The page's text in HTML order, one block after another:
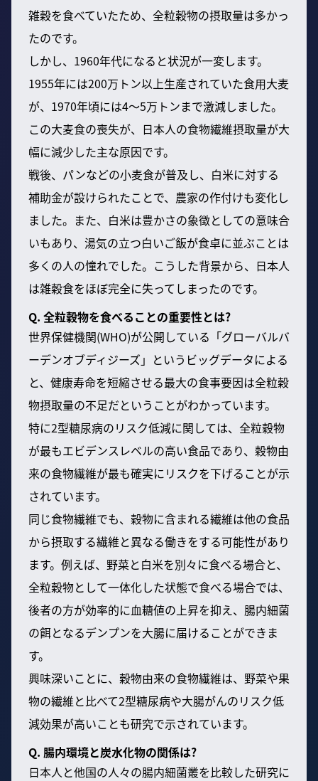
雑穀を食べていたため、全粒穀物の摂取量は多かっ
たのです。
しかし、1960年代になると状況が一変します。
1955年には200万トン以上生産されていた食用大麦
が、1970年頃には4〜5万トンまで激減しました。
この大麦食の喪失が、日本人の食物繊維摂取量が大
幅に減少した主な原因です。
戦後、パンなどの小麦食が普及し、白米に対する
補助金が設けられたことで、農家の作付けも変化し
ました。また、白米は豊かさの象徴としての意味合
いもあり、湯気の立つ白いご飯が食卓に並ぶことは
多くの人の憧れでした。こうした背景から、日本人
は雑穀食をほぼ完全に失ってしまったのです。
Q. 全粒穀物を食べることの重要性とは?
世界保健機関(WHO)が公開している「グローバルバ
ーデンオブディジーズ」というビッグデータによる
と、健康寿命を短縮させる最大の食事要因は全粒穀
物摂取量の不足だということがわかっています。
特に2型糖尿病のリスク低減に関しては、全粒穀物
が最もエビデンスレベルの高い食品であり、穀物由
来の食物繊維が最も確実にリスクを下げることが示
されています。
同じ食物繊維でも、穀物に含まれる繊維は他の食品
から摂取する繊維と異なる働きをする可能性があり
ます。例えば、野菜と白米を別々に食べる場合と、
全粒穀物として一体化した状態で食べる場合では、
後者の方が効率的に血糖値の上昇を抑え、腸内細菌
の餌となるデンプンを大腸に届けることができま
す。
興味深いことに、穀物由来の食物繊維は、野菜や果
物の繊維と比べて2型糖尿病や大腸がんのリスク低
減効果が高いことも研究で示されています。
Q. 腸内環境と炭水化物の関係は?
日本人と他国の人々の腸内細菌叢を比較した研究に